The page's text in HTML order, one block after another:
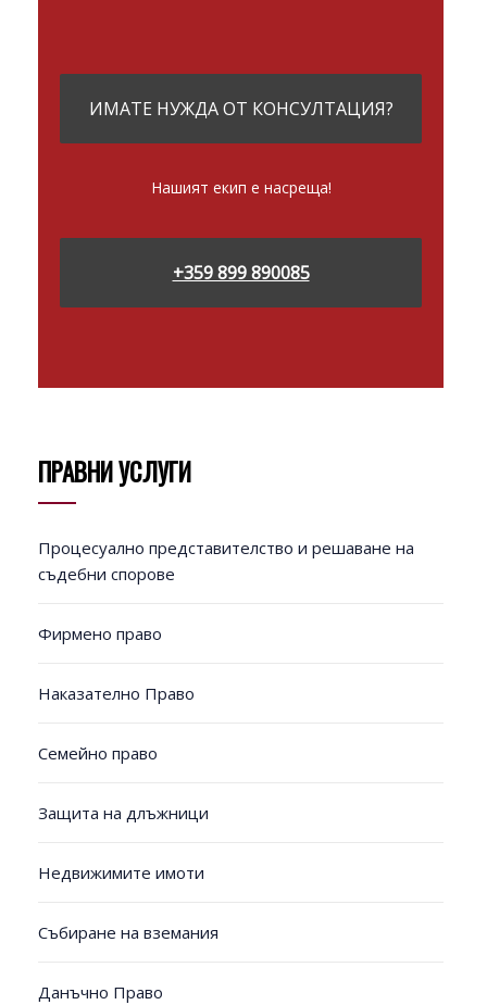
ИМАТЕ НУЖДА ОТ КОНСУЛТАЦИЯ?
Нашият екип е насреща!
+359 899 890085
ПРАВНИ УСЛУГИ
Процесуално представителство и решаване на
съдебни спорове
Фирмено право
Наказателно Право
Семейно право
Защита на длъжници
Недвижимите имоти
Събиране на вземания
Данъчно Право